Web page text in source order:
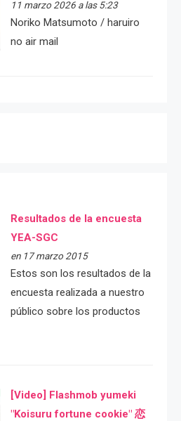
11 marzo 2026 a las 5:23
Noriko Matsumoto / haruiro
no air mail
Resultados de la encuesta
YEA-SGC
en 17 marzo 2015
Estos son los resultados de la
encuesta realizada a nuestro
público sobre los productos
[Video] Flashmob yumeki
"Koisuru fortune cookie" 恋